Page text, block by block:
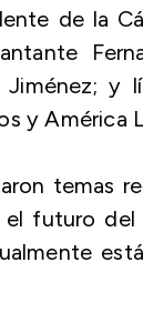
de la
y
y América
temas
el futuro